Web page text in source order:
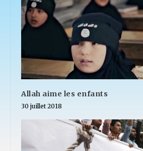
Allah aime les enfants
30 juillet 2018